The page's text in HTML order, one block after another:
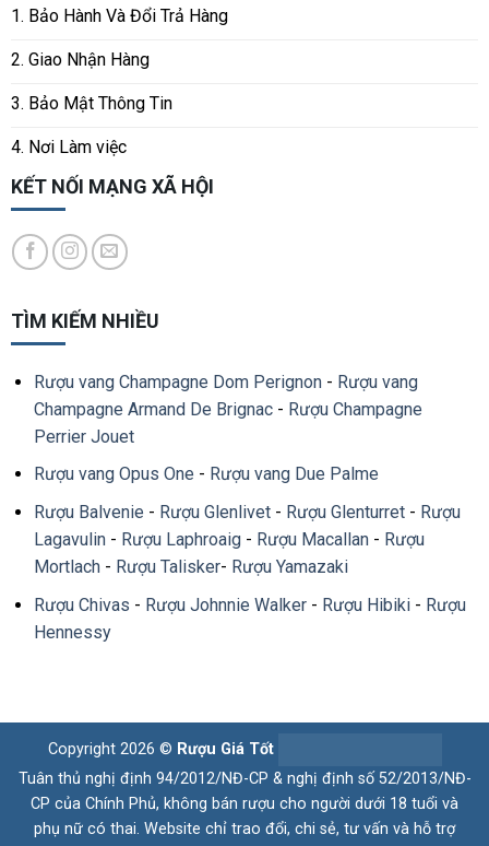
1. Bảo Hành Và Đổi Trả Hàng
2. Giao Nhận Hàng
3. Bảo Mật Thông Tin
4. Nơi Làm việc
KẾT NỐI MẠNG XÃ HỘI
TÌM KIẾM NHIỀU
Rượu vang Champagne Dom Perignon- Rượu vang
Champagne Armand De Brignac- Rượu Champagne
Perrier Jouet
Rượu vang Opus One - Rượu vang Due Palme
Rượu Balvenie - Rượu Glenlivet- Rượu Glenturret- Rượu
Lagavulin- Rượu Laphroaig- Rượu Macallan- Rượu
Mortlach- Rượu Talisker- Rượu Yamazaki
Rượu Chivas - Rượu Johnnie Walker- Rượu Hibiki- Rượu
Hennessy
Copyright 2026 © Rượu Giá Tốt
Tuân thủ nghị định 94/2012/NĐ-CP & nghị định số 52/2013/NĐ-
CP của Chính Phủ, không bán rượu cho người dưới 18 tuổi và
phụ nữ có thai. Website chỉ trao đổi, chi sẻ, tư vấn và hỗ trợ